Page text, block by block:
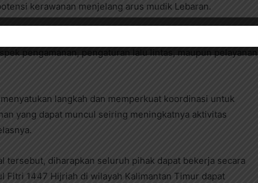
kerawanan menjelang arus mudik Lebaran.
menjelang Hari Raya Idul Fitri memerlukan kesiapan
pengamanan, pengaturan lalu lintas, maupun pelayanan
langkah dan memperkuat koordinasi untuk
yang dapat muncul seiring meningkatnya aktivitas
tersebut, diharapkan seluruh pihak dapat bekerja secara
Fitri 1447 Hijriah di wilayah Kalimantan Timur dapat